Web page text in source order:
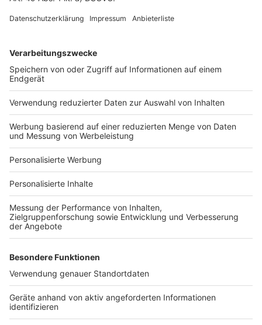
Services
Bauprojekt-Quiz
Häuser-Suche
Hausanbieter-Suche
Bauprojekt-Profil
Für Unternehmen
Ihre Baufirma auf bauen.de
Kostenloses Infogespräch